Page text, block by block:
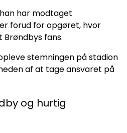
har modtaget
forud for opgøret, hvor
fans.
stemningen på stadion
af at tage ansvaret på
og hurtig